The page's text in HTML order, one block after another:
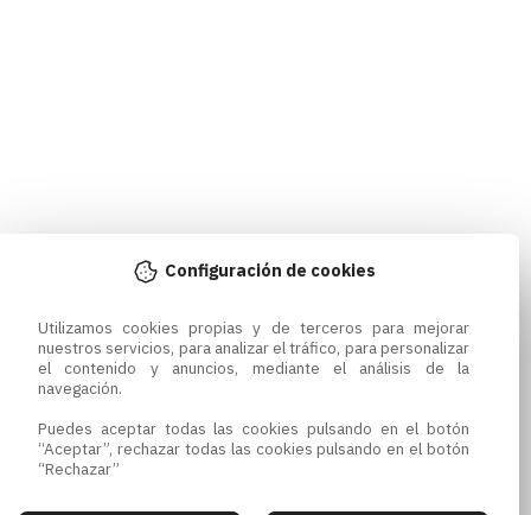
Configuración de cookies
Utilizamos cookies propias y de terceros para mejorar
nuestros servicios, para analizar el tráfico, para personalizar
el contenido y anuncios, mediante el análisis de la
navegación.
Puedes aceptar todas las cookies pulsando en el botón
“Aceptar”, rechazar todas las cookies pulsando en el botón
“Rechazar”